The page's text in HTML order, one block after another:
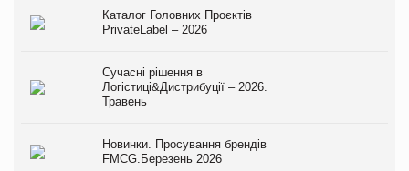
Каталог Головних Проєктів
PrivateLabel – 2026
Сучасні рішення в
Логістиці&Дистрибуції – 2026.
Травень
Новинки. Просування брендів
FMCG.Березень 2026